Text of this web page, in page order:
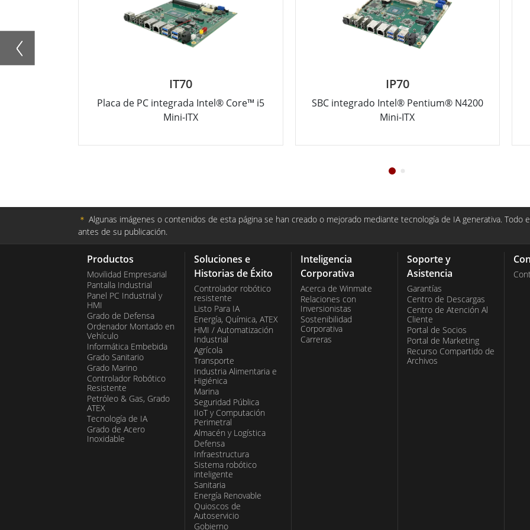
IT70
Placa de PC integrada Intel® Core™ i5
Mini-ITX
IP70
SBC integrado Intel® Pentium® N4200
Mini-ITX
＊ Algunas imágenes o contenidos de esta página se han creado o mejorado mediante tecnología de IA generativa. Todo
antes de su publicación.
Productos
Movilidad Empresarial
Pantalla Industrial
Panel PC Industrial y
HMI
Grado de Defensa
Ordenador Montado en
Vehículo
Informática Embebida
Grado Sanitario
Grado Marino
Controlador Robótico
Resistente
Petróleo & Gas, Grado
ATEX
Tecnología de IA
Grado de Acero
Inoxidable
Soluciones e
Historias de Éxito
Controlador robótico
resistente
Listo Para IA
Energía, Química, ATEX
HMI / Automatización
Industrial
Agrícola
Transporte
Industria Alimentaria e
Higiénica
Marina
Seguridad Pública
IIoT y Computación
Perimetral
Almacén y Logística
Defensa
Infraestructura
Sistema robótico
inteligente
Sanitaria
Energía Renovable
Quioscos de
Autoservicio
Gobierno
Inteligencia
Corporativa
Acerca de Winmate
Relaciones con
Inversionistas
Sostenibilidad
Corporativa
Carreras
Soporte y
Asistencia
Garantías
Centro de Descargas
Centro de Atención Al
Cliente
Portal de Socios
Portal de Marketing
Recurso Compartido de
Archivos